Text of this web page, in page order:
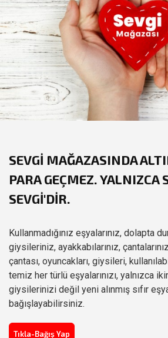
SEVGI MAĞAZASINDA
PARA GEÇMEZ. YALNIZCA
SEVGİ'DIR.
Kullanmadığınız eşyalarınız, dolapta
giysileriniz, ayakkabılarınız,
çantası, oyuncakları, giysileri,
temiz her türlü eşyalarınızı, yalnızca
giysilerinizi değil yeni alınmış sıfır
bağışlayabilirsiniz.
Tıkla-Bağış Yap